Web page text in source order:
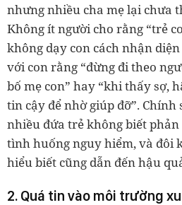
nhưng nhiều cha mẹ lại chưa
Không ít người cho rằng “trẻ
không dạy con cách nhận
với con rằng “đừng đi theo
bố mẹ con” hay “khi thấy sợ,
tin cậy để nhờ giúp đỡ”.
nhiều đứa trẻ không biết
tình huống nguy hiểm, và đôi
hiểu biết cũng dẫn đến hậu
2. Quá tin vào môi trường